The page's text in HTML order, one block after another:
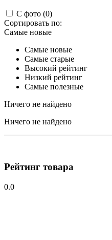
С фото (0)
Сортировать по:
Самые новые
Самые новые
Самые старые
Высокий рейтинг
Низкий рейтинг
Самые полезные
Ничего не найдено
Ничего не найдено
Рейтинг товара
0.0